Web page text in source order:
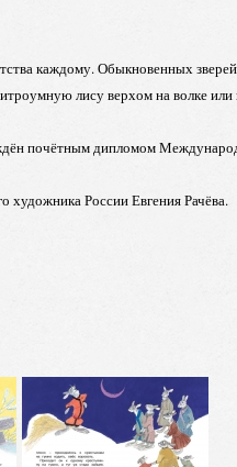
каждому. Обыкновенных
лису верхом на волке или
почётным дипломом
художника России Евгения Рачёва.